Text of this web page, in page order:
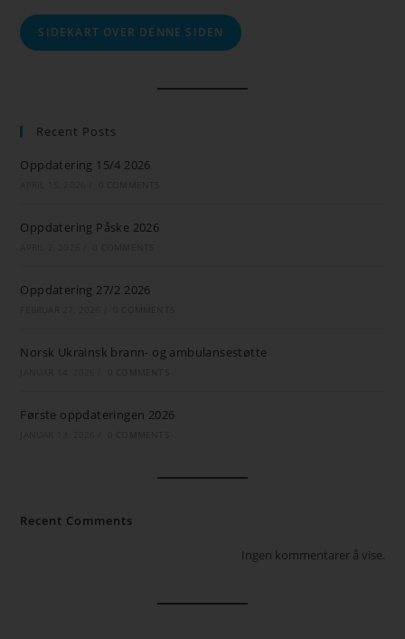
SIDEKART OVER DENNE SIDEN
Recent Posts
Oppdatering 15/4 2026
Oppdatering Påske 2026
Oppdatering 27/2 2026
Norsk Ukrainsk brann- og ambulansestøtte
Første oppdateringen 2026
Recent Comments
Ingen kommentarer å vise.